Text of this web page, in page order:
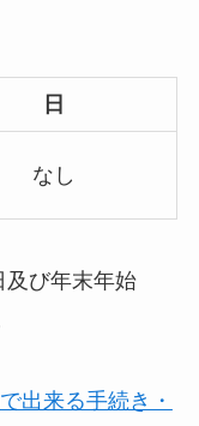
日
なし
及び年末年始
出来る手続き・